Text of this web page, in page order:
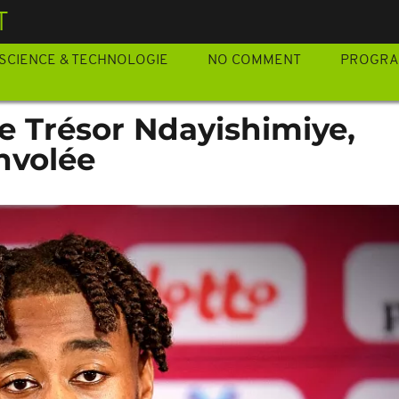
SCIENCE & TECHNOLOGIE NO COMMENT
Trésor Ndayishimiye,